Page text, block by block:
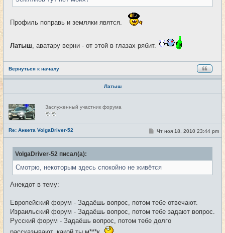
Профиль поправь и земляки явятся.
Латыш , аватару верни - от этой в глазах рябит.
Вернуться к началу
Латыш
Н
е
в
с
е
т
и
Заслуженный участник форума
Re: Анкета VolgaDriver-52 #29
С
о
б
е
н
Чт ноя 18, 2010 23:44 pm
VolgaDriver-52 писал(а):
Смотрю, некоторым здесь спокойно не живётся
Анекдот в тему:
Европейский форум - Задаёшь вопрос, потом тебе отвечают.
Израильский форум - Задаёшь вопрос, потом тебе задают вопрос.
Русский форум - Задаёшь вопрос, потом тебе долго